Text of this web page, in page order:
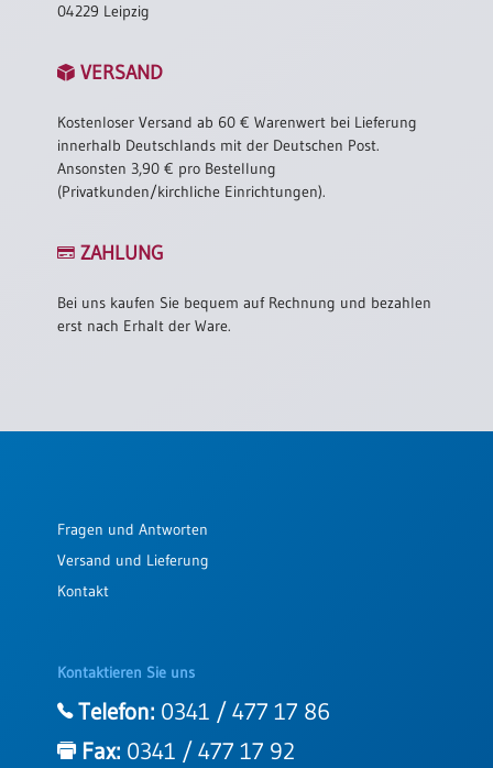
04229 Leipzig
VERSAND
Kostenloser Versand ab 60 € Warenwert bei Lieferung
innerhalb Deutschlands mit der Deutschen Post.
Ansonsten 3,90 € pro Bestellung
(Privatkunden/kirchliche Einrichtungen).
ZAHLUNG
Bei uns kaufen Sie bequem auf Rechnung und bezahlen
erst nach Erhalt der Ware.
Fragen und Antworten
Versand und Lieferung
Kontakt
Kontaktieren Sie uns
Telefon: 0341 / 477 17 86
Fax: 0341 / 477 17 92